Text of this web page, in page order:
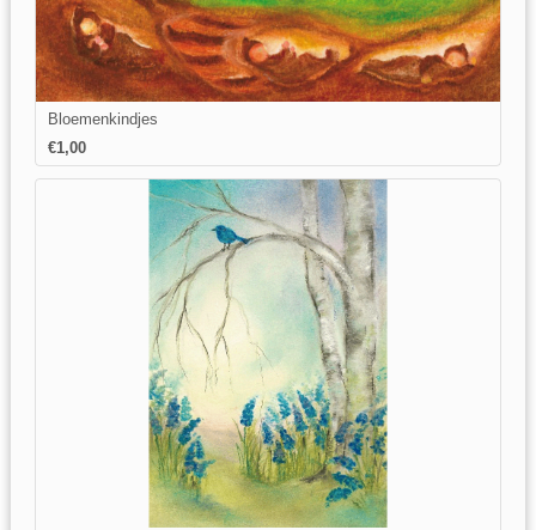
Bloemenkindjes
€1,00